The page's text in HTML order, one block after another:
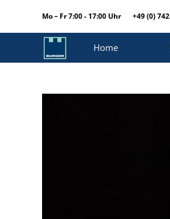
Mo – Fr 7:00 - 17:00 Uhr +49 (0)
Home